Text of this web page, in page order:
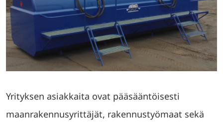
Yrityksen asiakkaita ovat pääsääntöisesti
maanrakennusyrittäjät, rakennustyömaat sekä